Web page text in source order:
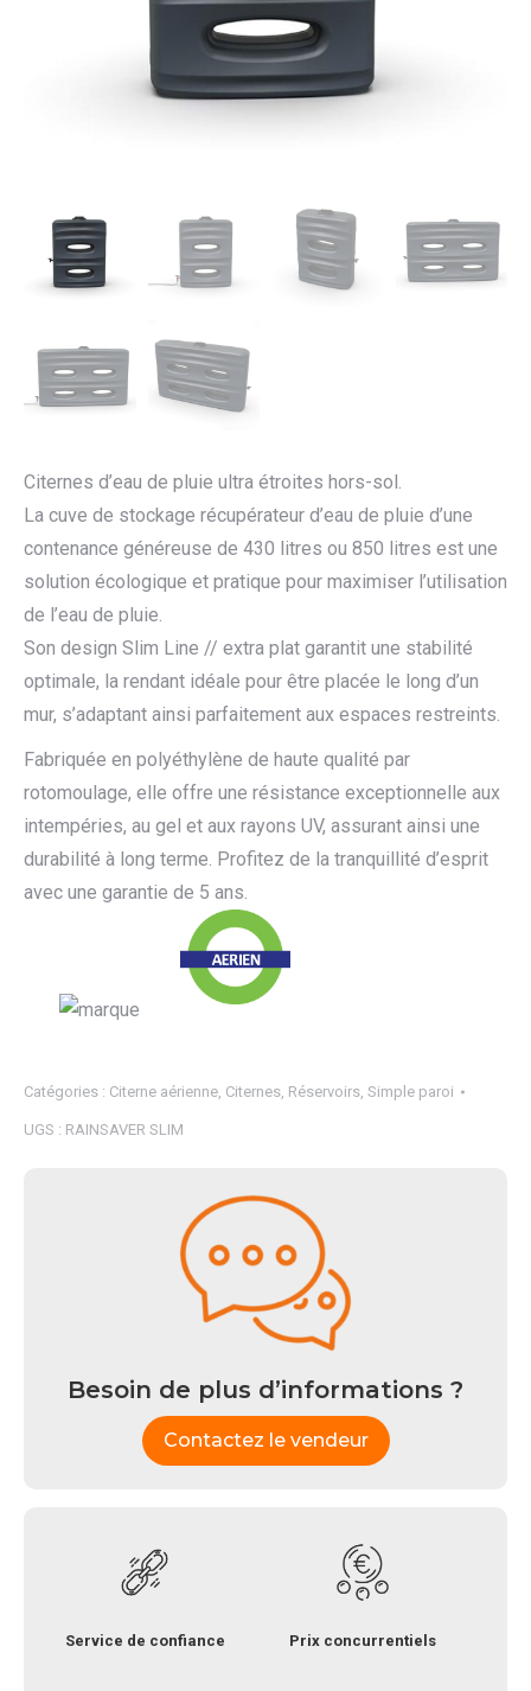
Citernes d’eau de pluie ultra étroites hors-sol.
La cuve de stockage récupérateur d’eau de pluie d’une
contenance généreuse de 430 litres ou 850 litres est une
solution écologique et pratique pour maximiser l’utilisation
de l’eau de pluie.
Son design Slim Line // extra plat garantit une stabilité
optimale, la rendant idéale pour être placée le long d’un
mur, s’adaptant ainsi parfaitement aux espaces restreints.
Fabriquée en polyéthylène de haute qualité par
rotomoulage, elle offre une résistance exceptionnelle aux
intempéries, au gel et aux rayons UV, assurant ainsi une
durabilité à long terme. Profitez de la tranquillité d’esprit
avec une garantie de 5 ans.
Catégories : Citerne aérienne, Citernes, Réservoirs, Simple paroi
UGS : RAINSAVER SLIM
Besoin de plus d’informations ?
Contactez le vendeur
Service de confiance Prix concurrentiels